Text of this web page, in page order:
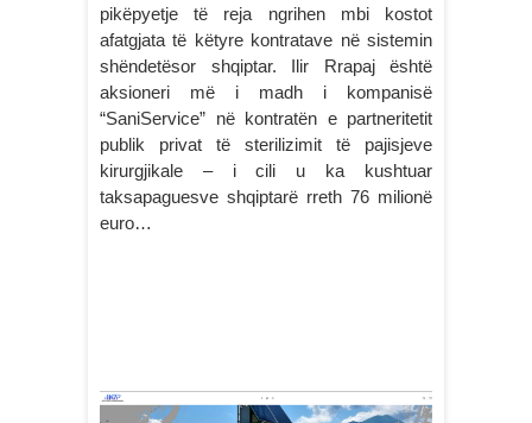
pikëpyetje të reja ngrihen mbi kostot
afatgjata të këtyre kontratave në sistemin
shëndetësor shqiptar. Ilir Rrapaj është
aksioneri më i madh i kompanisë
“SaniService” në kontratën e partneritetit
publik privat të sterilizimit të pajisjeve
kirurgjikale – i cili u ka kushtuar
taksapaguesve shqiptarë rreth 76 milionë
euro…